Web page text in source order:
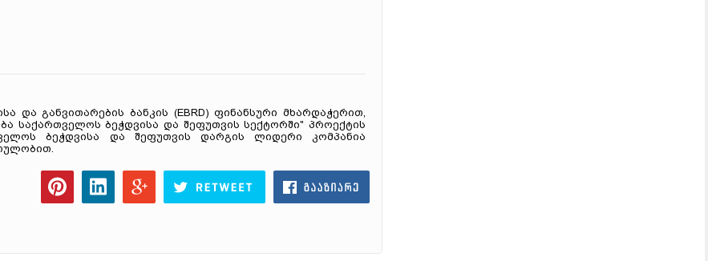
და განვითარების ბანკის (EBRD) ფინანსური მხარდაჭერით,
საქართველოს ბეჭდვისა და შეფუთვის სექტორში" პროექტის
ბეჭდვისა და შეფუთვის დარგის ლიდერი კომპანია